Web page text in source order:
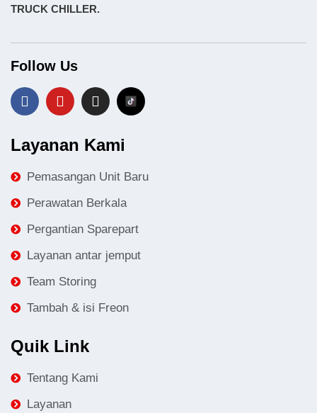
TRUCK CHILLER.
Follow Us
Layanan Kami
Pemasangan Unit Baru
Perawatan Berkala
Pergantian Sparepart
Layanan antar jemput
Team Storing
Tambah & isi Freon
Quik Link
Tentang Kami
Layanan